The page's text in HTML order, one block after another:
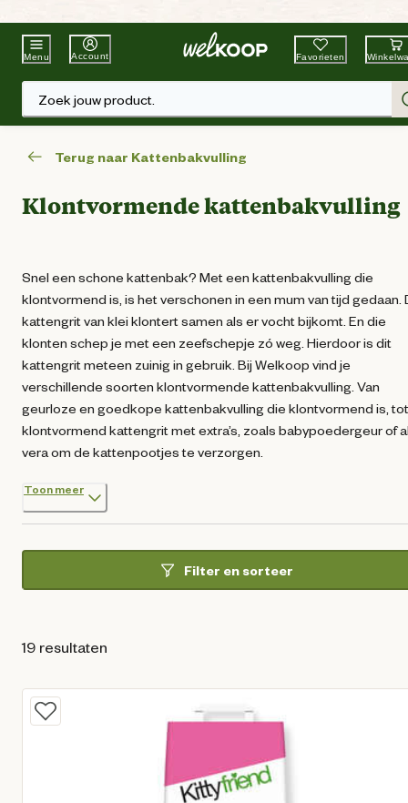
Beste WinkelketenTuin & Dier
Menu Account Favorieten
Zoek jouw product.
Terug naar Kattenbakvulling
Klontvormende kattenbakvulling
Snel een schone kattenbak? Met een kattenbakvulling die
klontvormend is, is het verschonen in een mum van tijd gedaan.
kattengrit van klei klontert samen als er vocht bijkomt. En die
klonten schep je met een zeefschepje zó weg. Hierdoor is dit
kattengrit meteen zuinig in gebruik. Bij Welkoop vind je
verschillende soorten klontvormende kattenbakvulling. Van
geurloze en goedkope kattenbakvulling die klontvormend is, tot
klontvormend kattengrit met extra’s, zoals babypoedergeur of
vera om de kattenpootjes te verzorgen.
Toon meer
Filter en sorteer
19 resultaten